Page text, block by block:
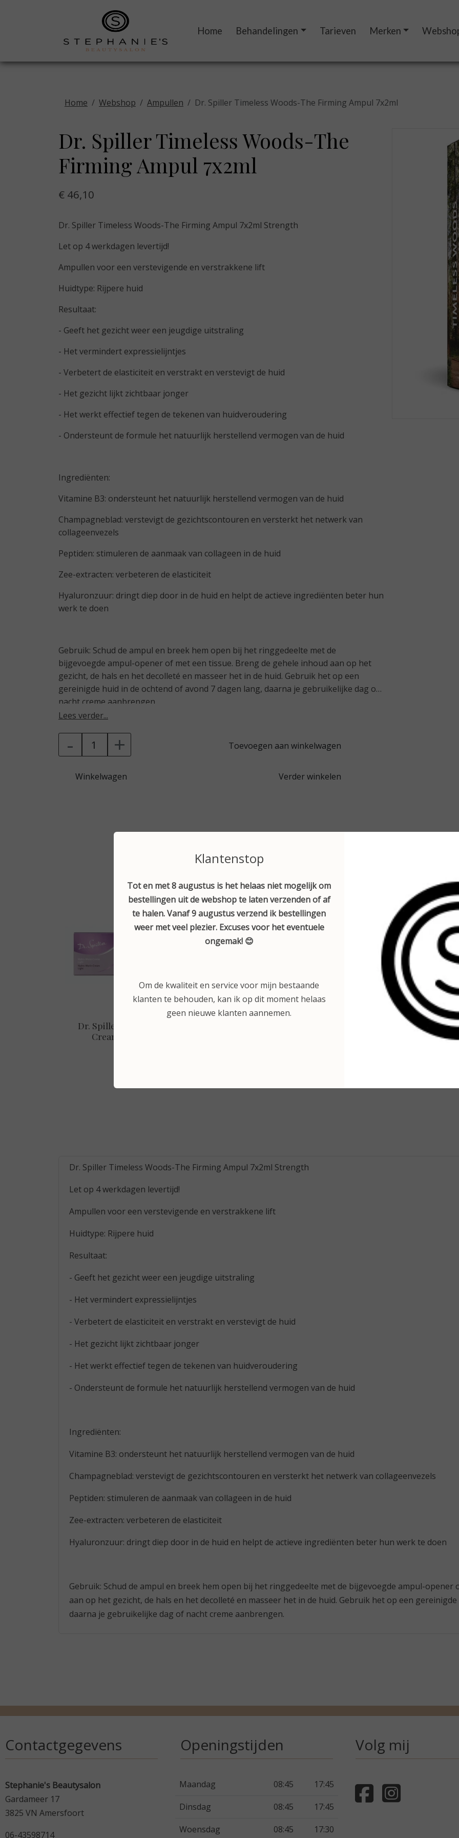
Home Behandelingen Tarieven Merken
Home Webshop Ampullen Dr. Spiller Timeless Woods-The Firming Ampul 7x2ml
Dr. Spiller Timeless Woods-The
Firming Ampul 7x2ml
€ 46,10
Dr. Spiller Timeless Woods-The Firming Ampul 7x2ml Strength
Let op 4 werkdagen levertijd!
Ampullen voor een verstevigende en verstrakkene lift
Huidtype: Rijpere huid
Resultaat:
- Geeft het gezicht weer een jeugdige uitstraling
- Het vermindert expressielijntjes
- Verbetert de elasticiteit en verstrakt en verstevigt de huid
- Het gezicht lijkt zichtbaar jonger
- Het werkt effectief tegen de tekenen van huidveroudering
- Ondersteunt de formule het natuurlijk herstellend vermogen van de huid
Ingrediënten:
Vitamine B3: ondersteunt het natuurlijk herstellend vermogen van de huid
Champagneblad: verstevigt de gezichtscontouren en versterkt het netwerk van
collageenvezels
Peptiden: stimuleren de aanmaak van collageen in de huid
Zee-extracten: verbeteren de elasticiteit
Hyaluronzuur: dringt diep door in de huid en helpt de actieve ingrediënten beter hun
werk te doen
Gebruik: Schud de ampul en breek hem open bij het ringgedeelte met de
bijgevoegde ampul-opener of met een tissue. Breng de gehele inhoud aan op het
gezicht, de hals en het decolleté en masseer het in de huid. Gebruik het op een
gereinigde huid in de ochtend of avond 7 dagen lang, daarna je gebruikelijke dag of
nacht creme aanbrengen.
Lees verder...
- + Toevoegen aan winkelwagen
Winkelwagen Verder winkelen
Gerelateerde
Dr. Spiller Hydro-Marin®
Cream Light 50 ml
Dr. Spiller Alpine-Aloe
light 50 ml
€ 47,95
Bekijken
Dr. Spiller Timeless Woods-The Firming Ampul 7x2ml Strength
Let op 4 werkdagen levertijd!
Ampullen voor een verstevigende en verstrakkene lift
Huidtype: Rijpere huid
Resultaat:
- Geeft het gezicht weer een jeugdige uitstraling
- Het vermindert expressielijntjes
- Verbetert de elasticiteit en verstrakt en verstevigt de huid
- Het gezicht lijkt zichtbaar jonger
- Het werkt effectief tegen de tekenen van huidveroudering
- Ondersteunt de formule het natuurlijk herstellend vermogen van de huid
Ingrediënten:
Vitamine B3: ondersteunt het natuurlijk herstellend vermogen van de huid
Champagneblad: verstevigt de gezichtscontouren en versterkt het netwerk van collageenvezels
Peptiden: stimuleren de aanmaak van collageen in de huid
Zee-extracten: verbeteren de elasticiteit
Hyaluronzuur: dringt diep door in de huid en helpt de actieve ingrediënten beter hun werk te doen
Gebruik: Schud de ampul en breek hem open bij het ringgedeelte met de bijgevoegde ampul-
aan op het gezicht, de hals en het decolleté en masseer het in de huid. Gebruik het op een
daarna je gebruikelijke dag of nacht creme aanbrengen.
Contactgegevens
Stephanie's Beautysalon
Gardameer 17
3825 VN Amersfoort
06-43598714
Openingstijden
Maandag 08:45
17:45
Dinsdag
08:45
17:45
Woensdag
08:45 17:30
Volg mij
Klantenstop
Tot en met 8 augustus is het helaas niet mogelijk om
bestellingen uit de webshop te laten verzenden of af
te halen. Vanaf 9 augustus verzend ik bestellingen
weer met veel plezier. Excuses voor het eventuele
ongemak! 😊
Om de kwaliteit en service voor mijn bestaande
klanten te behouden, kan ik op dit moment helaas
geen nieuwe klanten aannemen.